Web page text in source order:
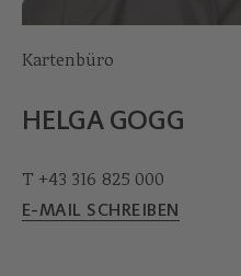
Kartenbüro
HELGA GOGG
T +43 316 825 000
E-MAIL SCHREIBEN